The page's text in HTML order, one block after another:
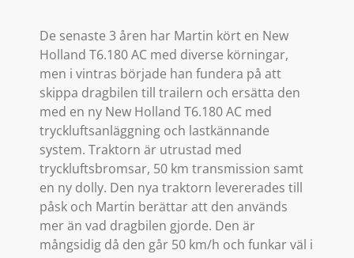
De senaste 3 åren har Martin kört en New
Holland T6.180 AC med diverse körningar,
men i vintras började han fundera på att
skippa dragbilen till trailern och ersätta den
med en ny New Holland T6.180 AC med
tryckluftsanläggning och lastkännande
system. Traktorn är utrustad med
tryckluftsbromsar, 50 km transmission samt
en ny dolly. Den nya traktorn levererades till
påsk och Martin berättar att den används
mer än vad dragbilen gjorde. Den är
mångsidig då den går 50 km/h och funkar väl i